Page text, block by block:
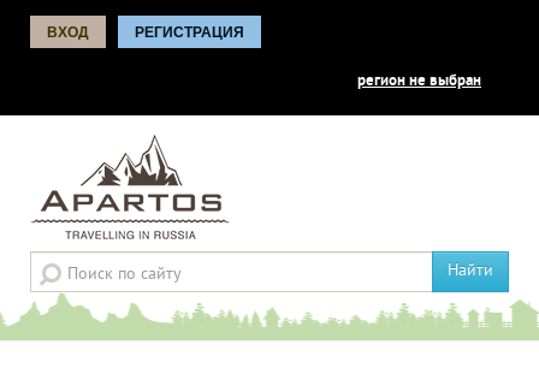
ВХОД РЕГИСТРАЦИЯ
регион не выбран
Найти